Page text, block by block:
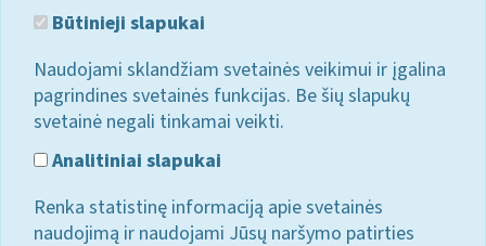
Būtinieji slapukai
Naudojami sklandžiam svetainės veikimui ir įgalina
pagrindines svetainės funkcijas. Be šių slapukų
svetainė negali tinkamai veikti.
Analitiniai slapukai
Renka statistinę informaciją apie svetainės
naudojimą ir naudojami Jūsų naršymo patirties